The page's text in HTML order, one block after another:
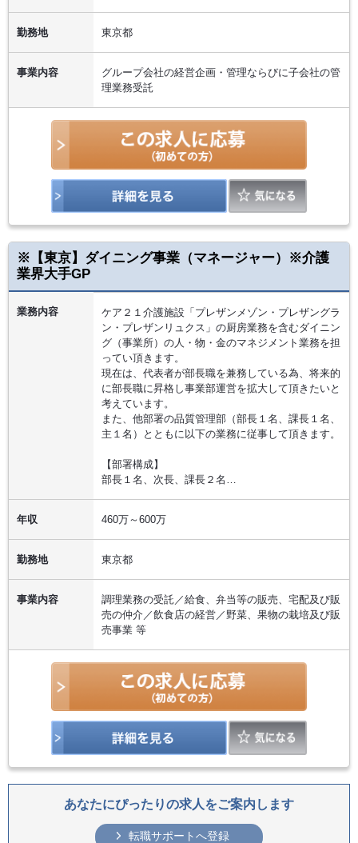
勤務地 東京都
事業内容
グループ会社の経営企画・管理ならびに子会社の管
理業務受託
※【東京】ダイニング事業（マネージャー）※介護
業界大手GP
業務内容
ケア２１介護施設「プレザンメゾン・プレザングラ
ン・プレザンリュクス」の厨房業務を含むダイニン
グ（事業所）の人・物・金のマネジメント業務を担
ってい頂きます。
現在は、代表者が部長職を兼務している為、将来的
に部長職に昇格し事業部運営を拡大して頂きたいと
考えています。
また、他部署の品質管理部（部長１名、課長１名、
主１名）とともに以下の業務に従事して頂きます。
【部署構成】
部長１名、次長、課長２名…
年収 460万～600万
勤務地 東京都
事業内容
調理業務の受託／給食、弁当等の販売、宅配及び販
売の仲介／飲食店の経営／野菜、果物の栽培及び販
売事業 等
あなたにぴったりの求人をご案内します
転職サポートへ登録